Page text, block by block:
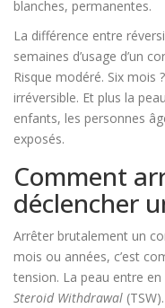
blanches, permanentes.
La différence entre
semaines d’usage d’un
Risque modéré. Six mois
irréversible. Et plus la
enfants, les personnes
exposés.
Comment
déclencher
Arrêter brutalement un
mois ou années, c’est
tension. La peau entre en
Steroid Withdrawal